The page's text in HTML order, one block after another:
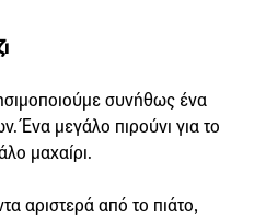
συνήθως ένα
Ένα μεγάλο πιρούνι για το
μαχαίρι.
αριστερά από το πιάτο,